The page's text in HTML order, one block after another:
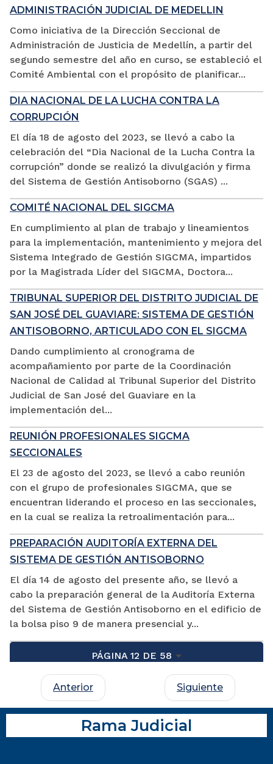
ADMINISTRACIÓN JUDICIAL DE MEDELLIN
Como iniciativa de la Dirección Seccional de
Administración de Justicia de Medellín, a partir del
segundo semestre del año en curso, se estableció el
Comité Ambiental con el propósito de planificar...
DIA NACIONAL DE LA LUCHA CONTRA LA
CORRUPCIÓN
El día 18 de agosto del 2023, se llevó a cabo la
celebración del “Dia Nacional de la Lucha Contra la
corrupción” donde se realizó la divulgación y firma
del Sistema de Gestión Antisoborno (SGAS) ...
COMITÉ NACIONAL DEL SIGCMA
En cumplimiento al plan de trabajo y lineamientos
para la implementación, mantenimiento y mejora del
Sistema Integrado de Gestión SIGCMA, impartidos
por la Magistrada Líder del SIGCMA, Doctora...
TRIBUNAL SUPERIOR DEL DISTRITO JUDICIAL DE
SAN JOSÉ DEL GUAVIARE: SISTEMA DE GESTIÓN
ANTISOBORNO, ARTICULADO CON EL SIGCMA
Dando cumplimiento al cronograma de
acompañamiento por parte de la Coordinación
Nacional de Calidad al Tribunal Superior del Distrito
Judicial de San José del Guaviare en la
implementación del...
REUNIÓN PROFESIONALES SIGCMA
SECCIONALES
El 23 de agosto del 2023, se llevó a cabo reunión
con el grupo de profesionales SIGCMA, que se
encuentran liderando el proceso en las seccionales,
en la cual se realiza la retroalimentación para...
PREPARACIÓN AUDITORÍA EXTERNA DEL
SISTEMA DE GESTIÓN ANTISOBORNO
El día 14 de agosto del presente año, se llevó a
cabo la preparación general de la Auditoría Externa
del Sistema de Gestión Antisoborno en el edificio de
la bolsa piso 9 de manera presencial y...
PÁGINA 12 DE 58
Anterior Siguiente
Rama Judicial